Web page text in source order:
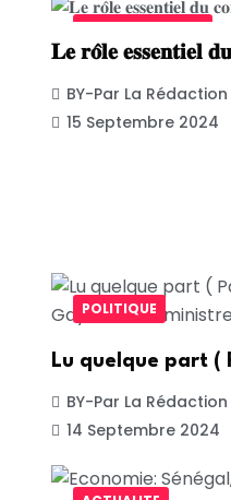
𝐋𝐞 𝐫𝐨̂𝐥𝐞 𝐞𝐬𝐬𝐞𝐧𝐭𝐢𝐞𝐥
BY-Par La Rédaction
15 Septembre 2024
POLITIQUE
Lu quelque part (
BY-Par La Rédaction
14 Septembre 2024